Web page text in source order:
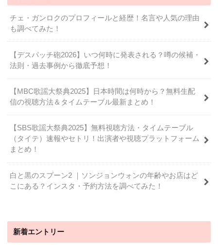
チェ・ガンロクのプロフィールと経歴！名言や人気の理由
も調べてみた！
【デスパッチ砲2026】いつ何時に発表される？噂の候補・
法則・過去事例から徹底予想！
【MBC歌謡大祭典2025】日本時間は何時から？無料生配
信の視聴方法＆タイムテーブル最新まとめ！
【SBS歌謡大祭典2025】無料視聴方法・タイムテーブル
（タイテ）速報やセトリ！出演者や視聴プラットフォーム
まとめ！
白と黒のスプーン2 ｜ソンジョンウォンの年齢やお店はど
こにある？インスタ・予約方法を調べてみた！
新着エントリー